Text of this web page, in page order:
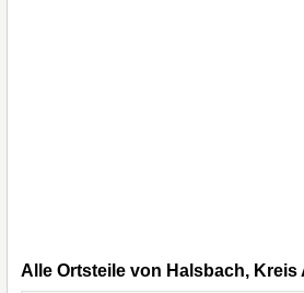
Alle Ortsteile von Halsbach, Kreis